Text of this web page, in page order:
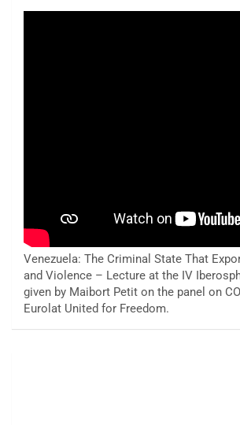
Venezuela: The Criminal State That
and Violence – Lecture at the IV
given by Maibort Petit on the panel on
Eurolat United for Freedom.